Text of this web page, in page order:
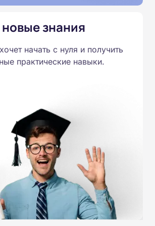
знания
начать с нуля и получить
практические навыки.